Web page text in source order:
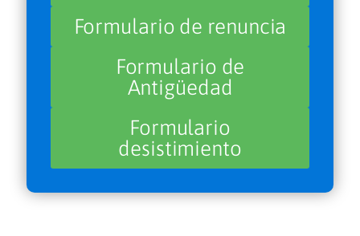
Formulario de renuncia
Formulario de
Antigüedad
Formulario
desistimiento